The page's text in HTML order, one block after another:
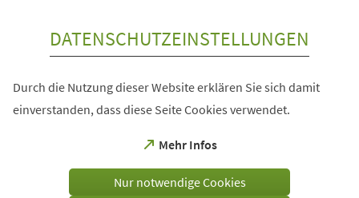
DATENSCHUTZEINSTELLUNGEN
Durch die Nutzung dieser Website erklären Sie sich damit
einverstanden, dass diese Seite Cookies verwendet.
Mehr Infos
(Öffnet
einem
Nur notwendige Cookies